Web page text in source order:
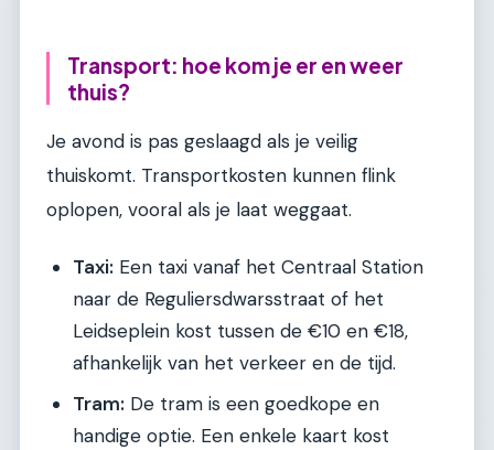
Transport: hoe kom je er en weer
thuis?
Je avond is pas geslaagd als je veilig
thuiskomt. Transportkosten kunnen flink
oplopen, vooral als je laat weggaat.
Taxi: Een taxi vanaf het Centraal Station
naar de Reguliersdwarsstraat of het
Leidseplein kost tussen de €10 en €18,
afhankelijk van het verkeer en de tijd.
Tram: De tram is een goedkope en
handige optie. Een enkele kaart kost